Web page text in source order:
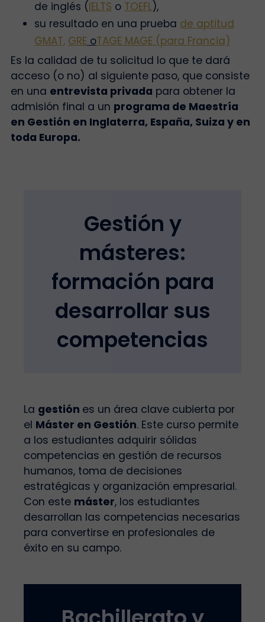
de inglés (IELTS o TOEFL),
su resultado en una prueba de aptitud
GMAT, GREoTAGE MAGE (para Francia)
Es la calidad de tu solicitud lo que te dará
acceso (o no) al siguiente paso, que consiste
en una entrevista privada para obtener la
admisión final a un programa de Maestría
en Gestión en Inglaterra, España, Suiza y en
toda Europa.
Gestión y
másteres:
formación para
desarrollar sus
competencias
La gestión es un área clave cubierta por
el Máster en Gestión. Este curso permite
a los estudiantes adquirir sólidas
competencias en gestión de recursos
humanos, toma de decisiones
estratégicas y organización empresarial.
Con este máster, los estudiantes
desarrollan las competencias necesarias
para convertirse en profesionales de
éxito en su campo.